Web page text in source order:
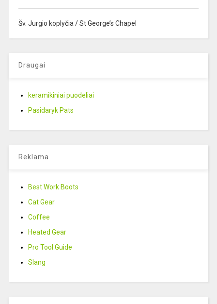
Šv. Jurgio koplyčia / St George’s Chapel
Draugai
keramikiniai puodeliai
Pasidaryk Pats
Reklama
Best Work Boots
Cat Gear
Coffee
Heated Gear
Pro Tool Guide
Slang